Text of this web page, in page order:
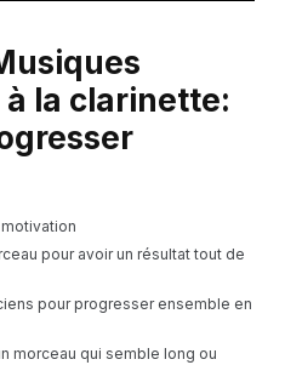
la clarinette:
pour avoir un résultat tout de
pour progresser ensemble en
morceau qui semble long ou